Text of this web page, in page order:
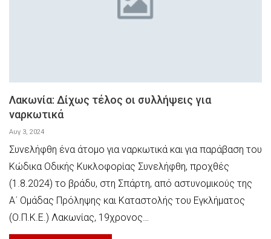
Λακωνία: Δίχως τέλος οι συλλήψεις για
ναρκωτικά
Αυγ 3, 2024
Συνελήφθη ένα άτομο για ναρκωτικά και για παράβαση του
Κώδικα Οδικής Κυκλοφορίας Συνελήφθη, προχθές
(1.8.2024) το βράδυ, στη Σπάρτη, από αστυνομικούς της
Α΄ Ομάδας Πρόληψης και Καταστολής του Εγκλήματος
(Ο.Π.Κ.Ε.) Λακωνίας, 19χρονος…